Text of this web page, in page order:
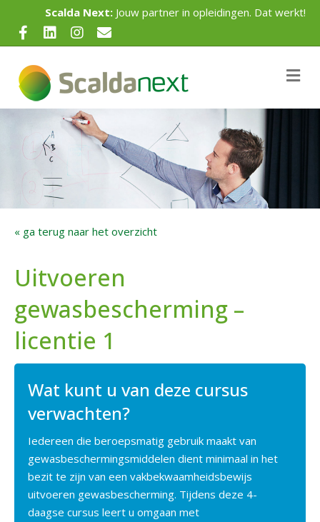
Scalda Next: Jouw partner in opleidingen. Dat werkt!
Facebook
LinkedinInstagram
Email
« ga terug naar het overzicht
Uitvoeren
gewasbescherming –
licentie 1
Wat kunt u van deze cursus
verwachten?
Iedereen die beroepsmatig gebruik maakt van
gewasbeschermingsmiddelen dient minimaal in het
bezit te zijn van een vakbekwaamheidsbewijs
uitvoeren gewasbescherming. Tijdens deze 4-
daagse cursus leert u omgaan met